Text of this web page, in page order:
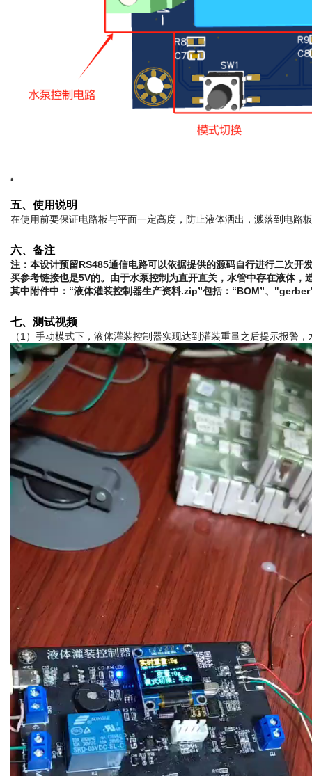
五、使用说明
在使用前要保证电路板与平面一定高度，防止液体洒出，溅落到电路
六、备注
注：本设计预留RS485通信电路可以依据提供的源码自行进行二次
买参考链接也是5V的。由于水泵控制为直开直关，水管中存在液体
其中附件中：“液体灌装控制器生产资料.zip”包括：“BOM”、
七、测试视频
（1）手动模式下，液体灌装控制器实现达到灌装重量之后提示报警